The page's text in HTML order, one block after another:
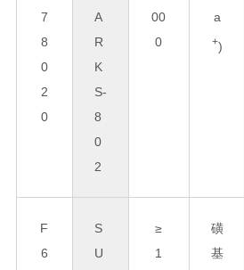
7
8
0
2
0
A
R
K
S-
8
0
2
00
0
a
+)
F
6
S
U
≥
1
磺
基